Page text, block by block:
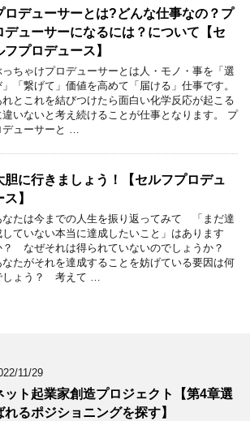
ロデューサーとは?どんな仕事なの？プ
デューサーになるには？について【セ
フプロデュース】
っちゃけプロデューサーとは人・モノ・事を「選
」「繋げて」価値を高めて「届ける」仕事です。
れとこれを結びつけたら面白い化学反応が起こる
違いないと考え続けることが仕事となります。 プ
デューサーと …
胆に行きましょう！【セルフプロデュ
ス】
なたは今までの人生を振り返ってみて 「まだ達
していない本当に達成したいこと」はあります
？ なぜそれは得られていないのでしょうか？
なたがそれを達成することを妨げている要因は何
しょう？ 考えて …
11/29
ット起業家創造プロジェクト【第4章選
れるポジショニングを探す】